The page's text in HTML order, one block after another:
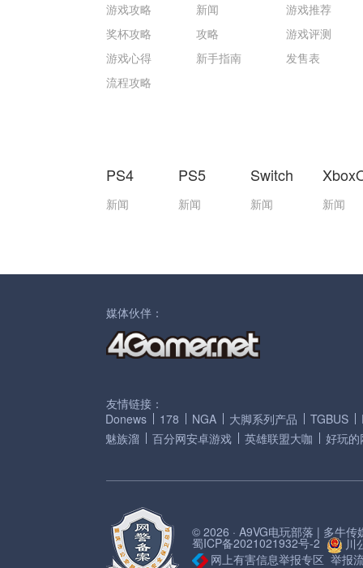
游戏攻略
奖杯攻略
游戏心得
流程攻略
新闻
攻略
新手指南
游戏推荐
游戏评测
发售表
PS4
新闻
PS5
新闻
Switch
新闻 新闻
媒体伙伴：
友情链接：
Donews
178 NGA 大脚系列产品 TGBUS
魅族溜
百分网安卓游戏 英雄联盟大咖 好玩的
© 2026 · A9VG电玩部落 | 多牛传
蜀ICP备2021021932号-2
川
网上有害信息举报专区 举报